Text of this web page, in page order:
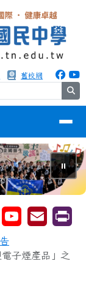
舊校網
⏸
子煙產品」之